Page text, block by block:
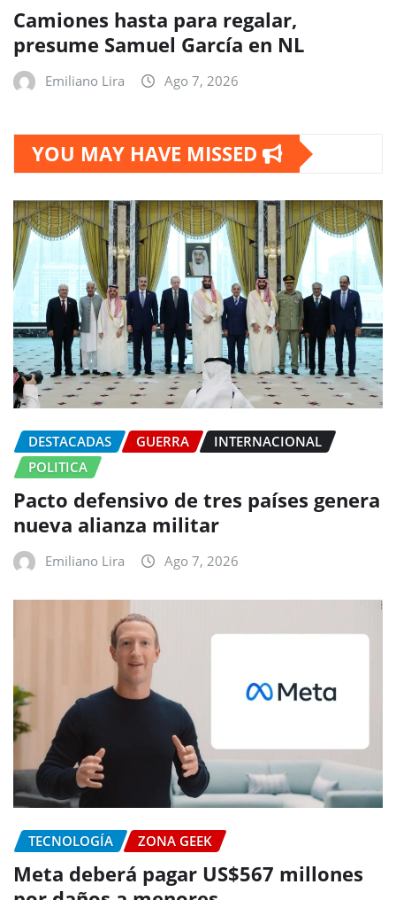
Camiones hasta para regalar,
presume Samuel García en NL
Emiliano Lira Ago 7, 2026
YOU MAY HAVE MISSED
DESTACADAS GUERRA
INTERNACIONAL
POLITICA
Pacto defensivo de tres países genera
nueva alianza militar
Emiliano Lira Ago 7, 2026
TECNOLOGÍA ZONA GEEK
Meta deberá pagar US$567 millones